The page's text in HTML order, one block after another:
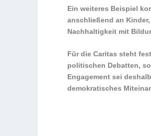
Ein weiteres Beispiel
anschließend an
Nachhaltigkeit mit
Für die Caritas steht
politischen Debatten,
Engagement sei
demokratisches